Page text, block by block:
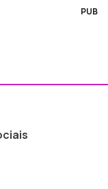
PUB
ao